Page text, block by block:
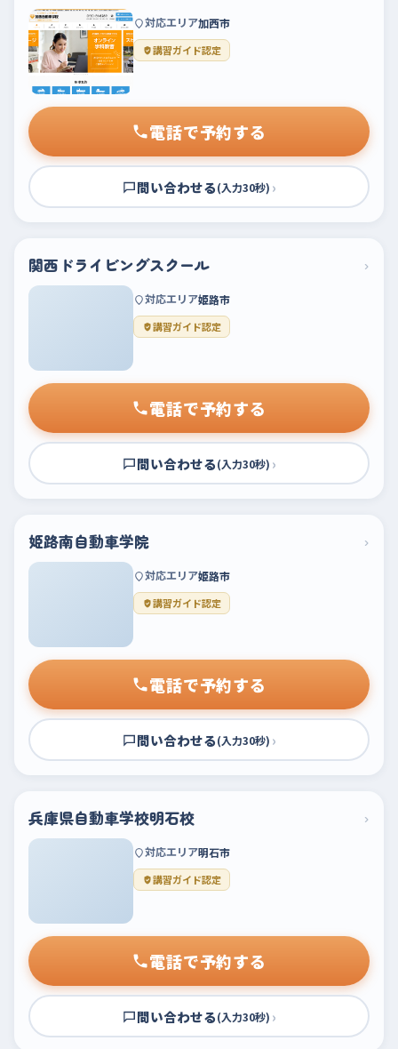
対応エリア加西市
講習ガイド認定
電話で予約する
問い合わせる(入力30秒) ›
関西ドライビングスクール ›
対応エリア姫路市
講習ガイド認定
電話で予約する
問い合わせる(入力30秒) ›
姫路南自動車学院 ›
対応エリア姫路市
講習ガイド認定
電話で予約する
問い合わせる(入力30秒) ›
兵庫県自動車学校明石校 ›
対応エリア明石市
講習ガイド認定
電話で予約する
問い合わせる(入力30秒) ›